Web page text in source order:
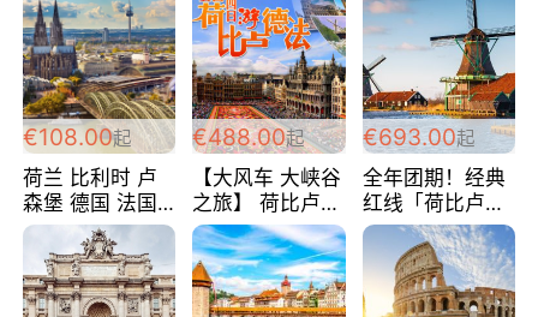
€108.00起
荷兰 比利时 卢
森堡 德国 法国
超爽玩遍西欧 循
环线 全程四星宾
馆 108欧/人/天
€488.00起
【大风车 大峡谷
之旅】 荷比卢德
法 巴黎上下 经
典五国四日游
488欧/人
€693.00起
全年团期！经典
红线「荷比卢德
法」七天循环 五
国 仅售99欧/人/
天！巴黎上下！
包拼房~